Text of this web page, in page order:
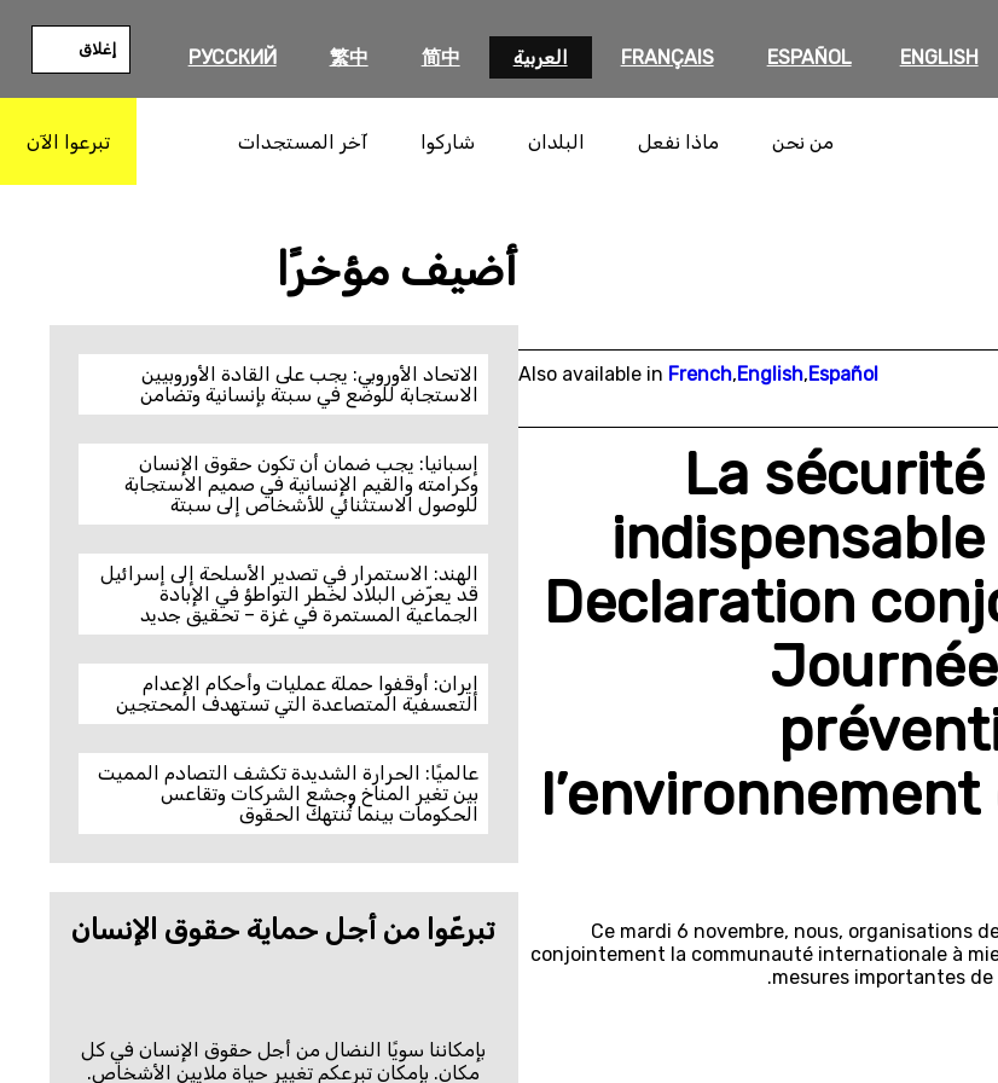
ENGLISH
ESPAÑOL
FRANÇAIS العربية 简中
繁中
РУССКИЙ إغلاق
من نحن ماذا نفعل البلدان شاركوا آخر المستجدات تبرعوا الآن
Also available in French,English,Español
La
Declaration
Ce mardi 6 novembre, nous, organisations
conjointement la communauté internationale à
mesures importantes
أضيف مؤخرًا
الاتحاد الأوروبي: يجب على القادة الأوروبيين
الاستجابة للوضع في سبتة بإنسانية وتضامن
إسبانيا: يجب ضمان أن تكون حقوق الإنسان
وكرامته والقيم الإنسانية في صميم الاستجابة
للوصول الاستثنائي للأشخاص إلى سبتة
الهند: الاستمرار في تصدير الأسلحة إلى إسرائيل
قد يعرّض البلاد لخطر التواطؤ في الإبادة
الجماعية المستمرة في غزة – تحقيق جديد
إيران: أوقفوا حملة عمليات وأحكام الإعدام
التعسفية المتصاعدة التي تستهدف المحتجين
عالميًا: الحرارة الشديدة تكشف التصادم المميت
بين تغير المناخ وجشع الشركات وتقاعس
الحكومات بينما تُنتهك الحقوق
تبرعّوا من أجل حماية حقوق الإنسان
بإمكاننا سويًا النضال من أجل حقوق الإنسان في كل
مكان. بإمكان تبرعكم تغيير حياة ملايين الأشخاص.